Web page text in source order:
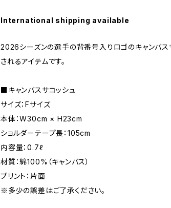
International shipping available
2026シーズンの選手の背番号入りロゴのキャンバス
されるアイテムです。
■キャンバスサコッシュ
サイズ：Fサイズ
本体：W30cm × H23cm
ショルダーテープ長：105cm
内容量：0.7ℓ
材質：綿100%（キャンバス）
プリント：片面
※多少の誤差はご了承ください。